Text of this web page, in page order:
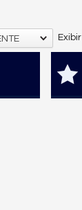
Exibir